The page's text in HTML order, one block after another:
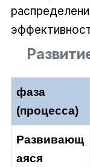
фаза
(процесса)
Развивающ
аяся